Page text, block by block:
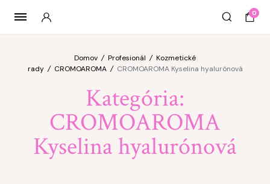
0
Domov / Profesionál / Kozmetické
rady / CROMOAROMA / CROMOAROMA Kyselina hyalurónová
Kategória:
CROMOAROMA
Kyselina hyalurónová